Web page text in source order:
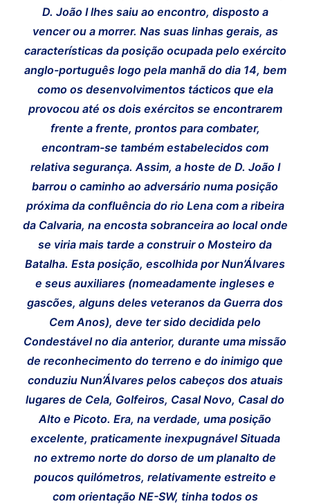
D. João I lhes saiu ao encontro, disposto a
vencer ou a morrer. Nas suas linhas gerais, as
características da posição ocupada pelo exército
anglo-português logo pela manhã do dia 14, bem
como os desenvolvimentos tácticos que ela
provocou até os dois exércitos se encontrarem
frente a frente, prontos para combater,
encontram-se também estabelecidos com
relativa segurança. Assim, a hoste de D. João I
barrou o caminho ao adversário numa posição
próxima da confluência do rio Lena com a ribeira
da Calvaria, na encosta sobranceira ao local onde
se viria mais tarde a construir o Mosteiro da
Batalha. Esta posição, escolhida por Nun’Álvares
e seus auxiliares (nomeadamente ingleses e
gascões, alguns deles veteranos da Guerra dos
Cem Anos), deve ter sido decidida pelo
Condestável no dia anterior, durante uma missão
de reconhecimento do terreno e do inimigo que
conduziu Nun’Álvares pelos cabeços dos atuais
lugares de Cela, Golfeiros, Casal Novo, Casal do
Alto e Picoto. Era, na verdade, uma posição
excelente, praticamente inexpugnável Situada
no extremo norte do dorso de um planalto de
poucos quilómetros, relativamente estreito e
com orientação NE-SW, tinha todos os